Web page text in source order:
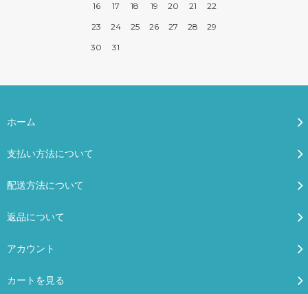
16
17 18 19 20 21
22
23
24 25 26 27 28
29
30
31
ホーム
支払い方法について
配送方法について
返品について
アカウント
カートを見る